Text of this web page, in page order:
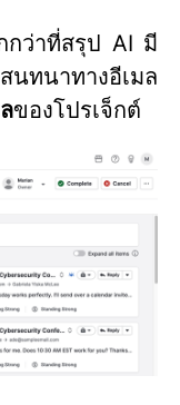
กว่าที่สรุป AI มี
ทนาทางอีเมล
ของโปรเจ็กต์